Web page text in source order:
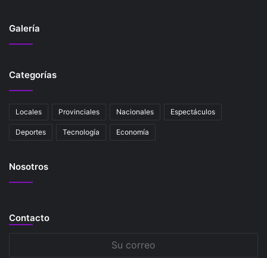
Galería
Categorías
Locales Provinciales Nacionales Espectáculos
Deportes Tecnología Economía
Nosotros
Contacto